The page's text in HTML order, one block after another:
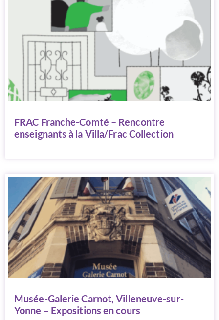
FRAC Franche-Comté – Rencontre
enseignants à la Villa/Frac Collection
Musée-Galerie Carnot, Villeneuve-sur-
Yonne – Expositions en cours